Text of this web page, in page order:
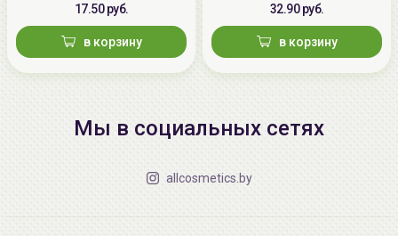
17.50 руб.
в корзину
32.90 руб.
в корзину
Мы в социальных сетях
allcosmetics.by